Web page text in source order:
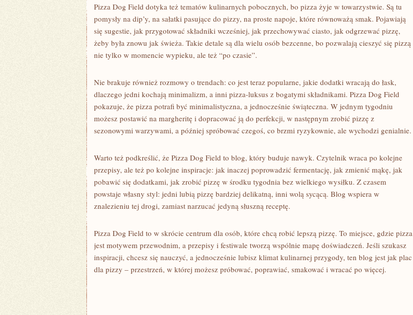
Pizza Dog Field dotyka też tematów kulinarnych pobocznych, bo pizza żyje w towarzystwie. Są tu
pomysły na dip’y, na sałatki pasujące do pizzy, na proste napoje, które równoważą smak. Pojawiają
się sugestie, jak przygotować składniki wcześniej, jak przechowywać ciasto, jak odgrzewać pizzę,
żeby była znowu jak świeża. Takie detale są dla wielu osób bezcenne, bo pozwalają cieszyć się pizzą
nie tylko w momencie wypieku, ale też “po czasie”.
Nie brakuje również rozmowy o trendach: co jest teraz popularne, jakie dodatki wracają do łask,
dlaczego jedni kochają minimalizm, a inni pizza-luksus z bogatymi składnikami. Pizza Dog Field
pokazuje, że pizza potrafi być minimalistyczna, a jednocześnie świąteczna. W jednym tygodniu
możesz postawić na margheritę i dopracować ją do perfekcji, w następnym zrobić pizzę z
sezonowymi warzywami, a później spróbować czegoś, co brzmi ryzykownie, ale wychodzi genialnie.
Warto też podkreślić, że Pizza Dog Field to blog, który buduje nawyk. Czytelnik wraca po kolejne
przepisy, ale też po kolejne inspiracje: jak inaczej poprowadzić fermentację, jak zmienić mąkę, jak
pobawić się dodatkami, jak zrobić pizzę w środku tygodnia bez wielkiego wysiłku. Z czasem
powstaje własny styl: jedni lubią pizzę bardziej delikatną, inni wolą sycącą. Blog wspiera w
znalezieniu tej drogi, zamiast narzucać jedyną słuszną receptę.
Pizza Dog Field to w skrócie centrum dla osób, które chcą robić lepszą pizzę. To miejsce, gdzie pizza
jest motywem przewodnim, a przepisy i festiwale tworzą wspólnie mapę doświadczeń. Jeśli szukasz
inspiracji, chcesz się nauczyć, a jednocześnie lubisz klimat kulinarnej przygody, ten blog jest jak plac
dla pizzy – przestrzeń, w której możesz próbować, poprawiać, smakować i wracać po więcej.